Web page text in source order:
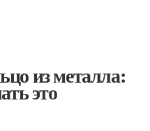
из металла:
это